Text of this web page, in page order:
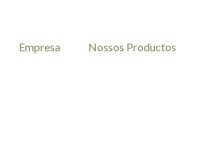
Empresa Nossos Productos